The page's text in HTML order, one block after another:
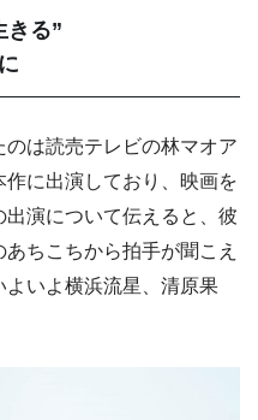
きる”
は読売テレビの林マオア
に出演しており、映画を
演について伝えると、彼
ちこちから拍手が聞こえ
いよ横浜流星、清原果